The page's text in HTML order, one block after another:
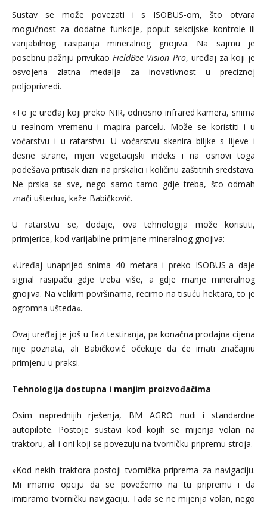
Sustav se može povezati i s ISOBUS-om, što otvara
mogućnost za dodatne funkcije, poput sekcijske kontrole ili
varijabilnog rasipanja mineralnog gnojiva. Na sajmu je
posebnu pažnju privukaoFieldBee Vision Pro, uređaj za koji je
osvojena zlatna medalja za inovativnost u preciznoj
poljoprivredi.
»To je uređaj koji preko NIR, odnosno infrared kamera, snima
u realnom vremenu i mapira parcelu. Može se koristiti i u
voćarstvu i u ratarstvu. U voćarstvu skenira biljke s lijeve i
desne strane, mjeri vegetacijski indeks i na osnovi toga
podešava pritisak dizni na prskalici i količinu zaštitnih sredstava.
Ne prska se sve, nego samo tamo gdje treba, što odmah
znači uštedu«, kaže Babičković.
U ratarstvu se, dodaje, ova tehnologija može koristiti,
primjerice, kod varijabilne primjene mineralnog gnojiva:
»Uređaj unaprijed snima 40 metara i preko ISOBUS-a daje
signal rasipaču gdje treba više, a gdje manje mineralnog
gnojiva. Na velikim površinama, recimo na tisuću hektara, to je
ogromna ušteda«.
Ovaj uređaj je još u fazi testiranja, pa konačna prodajna cijena
nije poznata, ali Babičković očekuje da će imati značajnu
primjenu u praksi.
Tehnologija dostupna i manjim proizvođačima
Osim naprednijih rješenja, BM AGRO nudi i standardne
autopilote. Postoje sustavi kod kojih se mijenja volan na
traktoru, ali i oni koji se povezuju na tvorničku pripremu stroja.
»Kod nekih traktora postoji tvornička priprema za navigaciju.
Mi imamo opciju da se povežemo na tu pripremu i da
imitiramo tvorničku navigaciju. Tada se ne mijenja volan, nego